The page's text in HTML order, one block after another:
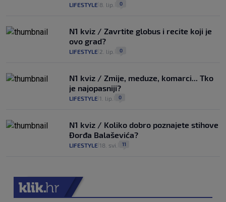
LIFESTYLE 8. lip. 0
N1 kviz / Zavrtite globus i recite koji je
ovo grad?
LIFESTYLE 2. lip. 0
N1 kviz / Zmije, meduze, komarci... Tko
je najopasniji?
LIFESTYLE 1. lip. 0
N1 kviz / Koliko dobro poznajete stihove
Đorđa Balaševića?
LIFESTYLE 18. svi. 11